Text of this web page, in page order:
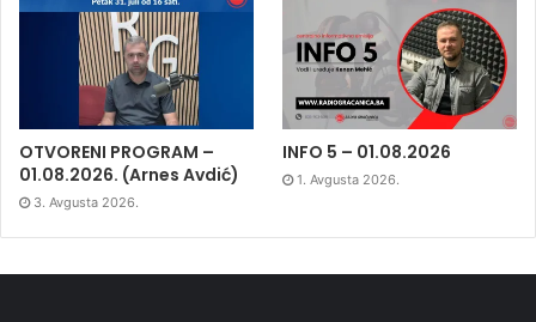
OTVORENI PROGRAM –
01.08.2026. (Arnes Avdić)
3. Avgusta 2026.
INFO 5 – 01.08.2026
1. Avgusta 2026.